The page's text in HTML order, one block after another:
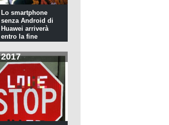
Lo smartphone
senza Android di
Huawei arriverà
entro la fine
2017